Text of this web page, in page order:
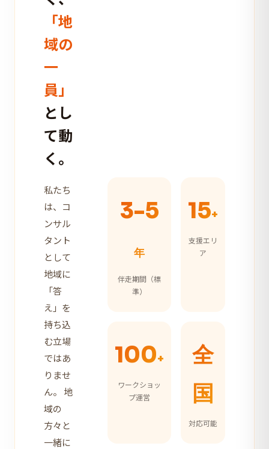
「地
域の
一
員」
とし
て動
く。
私たち
は、コ
ンサル
タント
として
地域に
「答
え」を
持ち込
む立場
ではあ
りませ
ん。 地
域の
方々と
一緒に
3-5
年
伴走期間（標
準）
15+
支援エリ
ア
100+
ワークショッ
プ運営
全
国
対応可能